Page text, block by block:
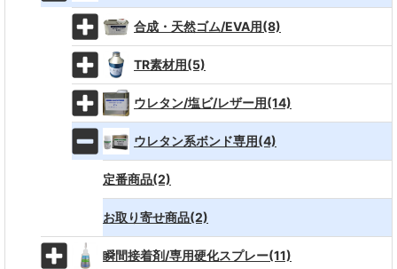
合成・天然ゴム/EVA用(8)
TR素材用(5)
ウレタン/塩ビ/レザー用(14)
ウレタン系ボンド専用(4)
定番商品(2)
お取り寄せ商品(2)
瞬間接着剤/専用硬化スプレー(11)